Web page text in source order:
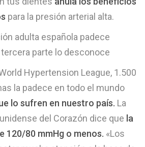
para la presión arterial alta.
adulta española padece
parte lo desconoce
Hypertension League, 1.500
la padece en todo el mundo
lo sufren en nuestro país. La
del Corazón dice que la
120/80 mmHg o menos. «Los